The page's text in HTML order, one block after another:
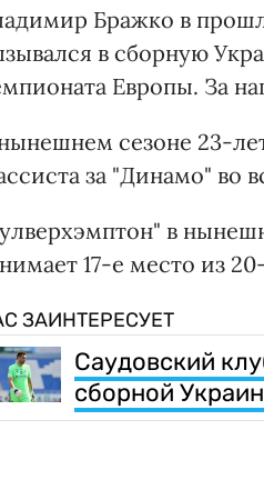
Бражко в
в сборную
Европы. За
сезоне 23-
за "Динамо" во
в
17-е место из
ЗАИНТЕРЕСУЕТ
Саудовский
сборной